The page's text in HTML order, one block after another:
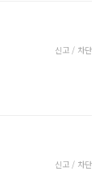
신고 / 차단
신고 / 차단